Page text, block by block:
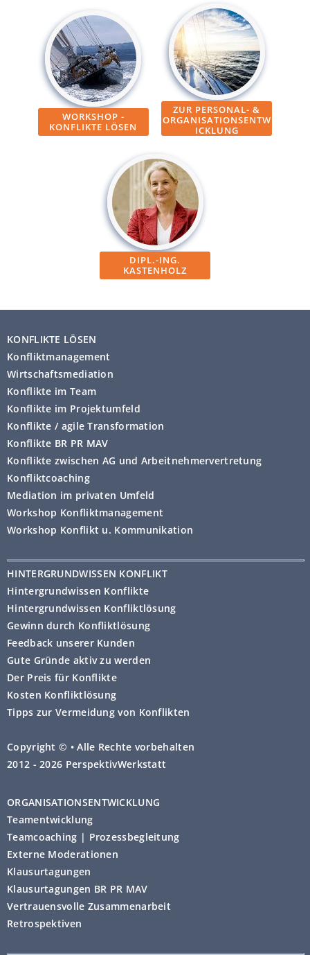
WORKSHOP -
KONFLIKTE LÖSEN
ZUR PERSONAL- &
ORGANISATIONSENTW
ICKLUNG
DIPL.-ING.
KASTENHOLZ
KONFLIKTE LÖSEN
Konfliktmanagement
Wirtschaftsmediation
Konflikte im Team
Konflikte im Projektumfeld
Konflikte / agile Transformation
Konflikte BR PR MAV
Konflikte zwischen AG und Arbeitnehmervertretung
Konfliktcoaching
Mediation im privaten Umfeld
Workshop Konfliktmanagement
Workshop Konflikt u. Kommunikation
HINTERGRUNDWISSEN KONFLIKT
Hintergrundwissen Konflikte
Hintergrundwissen Konfliktlösung
Gewinn durch Konfliktlösung
Feedback unserer Kunden
Gute Gründe aktiv zu werden
Der Preis für Konflikte
Kosten Konfliktlösung
Tipps zur Vermeidung von Konflikten
Copyright © • Alle Rechte vorbehalten
2012 - 2026 PerspektivWerkstatt
ORGANISATIONSENTWICKLUNG
Teamentwicklung
Teamcoaching | Prozessbegleitung
Externe Moderationen
Klausurtagungen
Klausurtagungen BR PR MAV
Vertrauensvolle Zusammenarbeit
Retrospektiven